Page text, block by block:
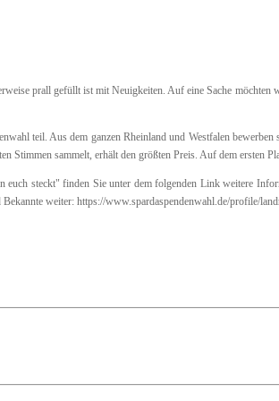
prall gefüllt ist mit Neuigkeiten. Auf eine Sache
teil. Aus dem ganzen Rheinland und Westfalen
Stimmen sammelt, erhält den größten Preis. Auf dem ersten
steckt" finden Sie unter dem folgenden Link weitere
weiter: https://www.spardaspendenwahl.de/profile/